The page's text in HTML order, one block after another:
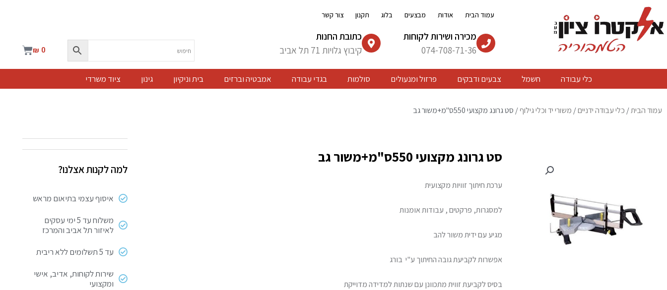
לתוכן
עמוד הבית אודות מבצעים בלוג תקנון צור קשר
מכירה ושירות לקוחות
074-708-71-36
כתובת החנות
קיבוץ גלויות 71 תל אביב
₪ 0
עגלת
כלי עבודה חשמל צבעים ודבקים פרזול ומנעולים סולמות בגדי עבודה אמבטיה וברזים בית וניקיון גינון ציוד משרדי
עמוד הבית/ כלי עבודה ידניים/ משורי יד וכלי גילוף/ סט גרונג מקצועי 550ס"מ+משור גב
סט גרונג מקצועי 550ס"מ+משור גב
ערכת חיתוך זוויות מקצועית
למסגרות, פרקטים , עבודות אומנות
מגיע עם ידית משור להב
אפשרות לקביעת גובה החיתוך ע"י בורג
בסיס לקביעת זווית מתכוונן עם שנתות למדידה מדוייקת
למה לקנות אצלנו?
איסוף עצמי בתיאום מראש
משלוח עד 5 ימי עסקים
לאיזור תל אביב והמרכז
עד 5 תשלומים ללא ריבית
שירות לקוחות, אדיב, אישי
ומקצועי